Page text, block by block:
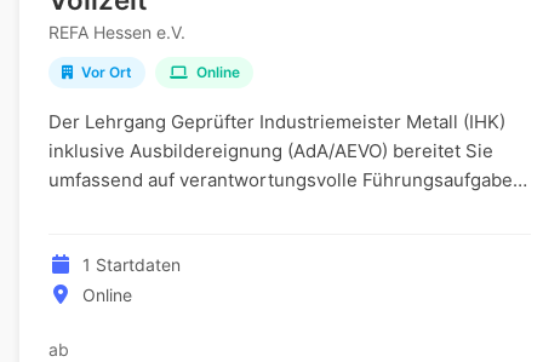
REFA Hessen e.V.
Vor Ort Online
Der Lehrgang Geprüfter Industriemeister Metall (IHK)
inklusive Ausbildereignung (AdA/AEVO) bereitet Sie
umfassend auf verantwortungsvolle Führungsaufgaben
1 Startdaten
Online
ab